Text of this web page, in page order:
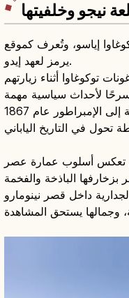
نيجو وخلفيتها
1603 بأمر من توكوغاوا إياسو، وتُعرف كموقع
يرمز لعهد إيدو.
توكوغاوا أثناء زيارتهم
لا سيما إعادة السلطة إلى الإمبراطور عام 1867 (大政奉還)، التي
تعكس أسلوب عمارة عصر
داخل قصر نينومارو